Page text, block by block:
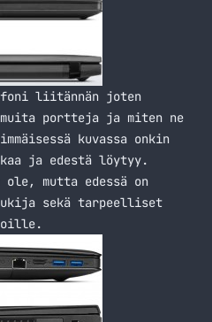
liitännän joten
muita portteja ja miten ne
kuvassa onkin
ja edestä löytyy.
ole, mutta edessä on
sekä tarpeelliset